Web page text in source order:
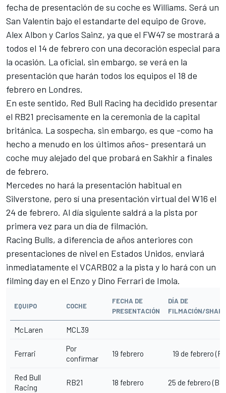
fecha de presentación de su coche es Williams. Será un
San Valentín bajo el estandarte del equipo de Grove,
Alex Albon y Carlos Sainz, ya que el FW47 se mostrará a
todos el 14 de febrero con una decoración especial para
la ocasión. La oficial, sin embargo, se verá en la
presentación que harán todos los equipos el 18 de
febrero en Londres.
En este sentido, Red Bull Racing ha decidido presentar
el RB21 precisamente en la ceremonia de la capital
británica. La sospecha, sin embargo, es que -como ha
hecho a menudo en los últimos años- presentará un
coche muy alejado del que probará en Sakhir a finales
de febrero.
Mercedes no hará la presentación habitual en
Silverstone, pero sí una presentación virtual del W16 el
24 de febrero. Al día siguiente saldrá a la pista por
primera vez para un día de filmación.
Racing Bulls, a diferencia de años anteriores con
presentaciones de nivel en Estados Unidos, enviará
inmediatamente el VCARB02 a la pista y lo hará con un
filming day en el Enzo y Dino Ferrari de Imola.
EQUIPO COCHE
FECHA DE
PRESENTACIÓN
DÍA DE
FILMACIÓN/
McLaren MCL39
Ferrari
Por
confirmar
19 febrero 19 de febrero
Red Bull
Racing
RB21 18 febrero 25 de febrero